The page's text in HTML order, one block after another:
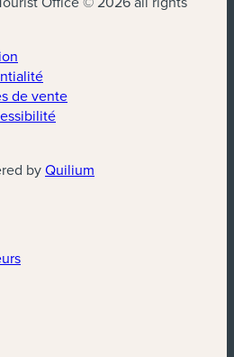
de vente
fenêtre)
byQuilium